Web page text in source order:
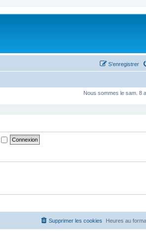
S’enregistrer
Nous sommes le sam. 8
Heures au
Supprimer les cookies